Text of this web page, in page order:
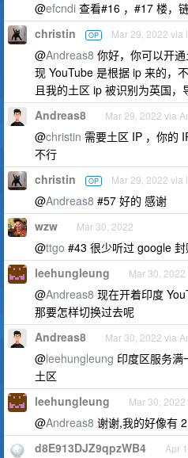
@efcndi 查看#16 ，#17 楼，
christin OP Mar 29, 2022 via
@Andreas8 你好，你可以开
现 YouTube 是根据 ip 来的，
且我的土区 ip 被识别为英国，
Andreas8 Mar 29, 2022 via
@christin 需要土区 IP ，你的
不行
christin OP Mar 29, 2022 via
@Andreas8 #57 好的 感谢
wzw Mar 30, 2022
@ttgo #43 很少听过 google
leehungleung Mar 30,
@Andreas8 现在开着印度
那要怎样切换过去呢
Andreas8 Mar 30, 2022 via
@leehungleung 印度区服务满
土区
leehungleung Mar 30,
@Andreas8 谢谢,我的好像有
d8E913DJZ9qpzWB4 Apr